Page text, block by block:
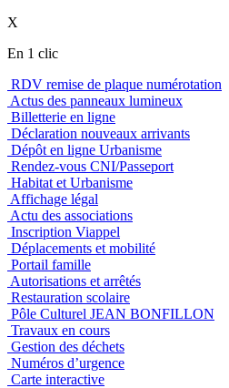
X
En 1 clic
RDV remise de plaque numérotation
Actus des panneaux lumineux
Billetterie en ligne
Déclaration nouveaux arrivants
Dépôt en ligne Urbanisme
Rendez-vous CNI/Passeport
Habitat et Urbanisme
Affichage légal
Actu des associations
Inscription Viappel
Déplacements et mobilité
Portail famille
Autorisations et arrêtés
Restauration scolaire
Pôle Culturel JEAN BONFILLON
Travaux en cours
Gestion des déchets
Numéros d’urgence
Carte interactive